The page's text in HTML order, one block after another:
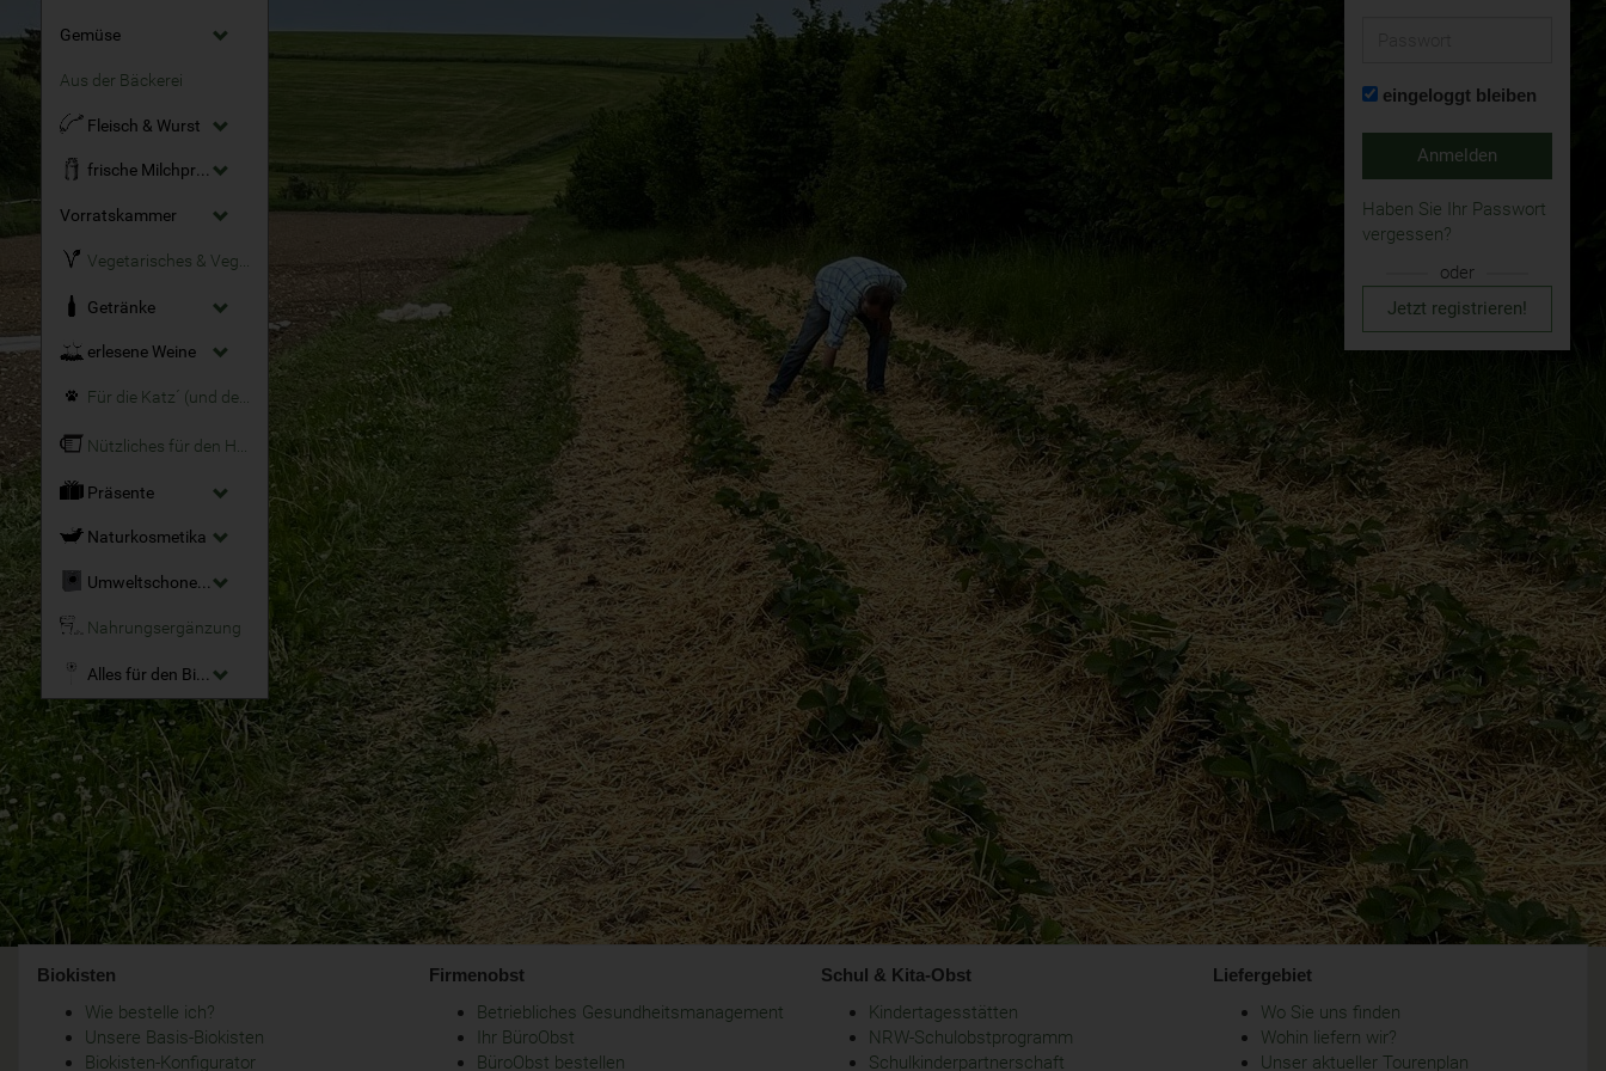
Gemüse
Aus der Bäckerei
Fleisch & Wurst
frische Milchprodukte
Vorratskammer
Getränke
erlesene Weine
Für die Katz´ (und den Hund)
Präsente
Naturkosmetika
Umweltschonende Reinigungsmittel
Nahrungsergänzung
Alles für den Bio-Garten
eingeloggt bleiben
Anmelden
Haben Sie Ihr Passwort
vergessen?
oder
Jetzt registrieren!
Biokisten
Wie bestelle ich?
Unsere Basis-Biokisten
Biokisten-Konfigurator
Firmenobst
Betriebliches Gesundheitsmanagement
Ihr BüroObst
BüroObst bestellen
Schul & Kita-Obst
Kindertagesstätten
NRW-Schulobstprogramm
Schulkinderpartnerschaft
Liefergebiet
Wo Sie uns finden
Wohin liefern wir?
Unser aktueller Tourenplan